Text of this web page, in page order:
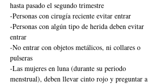
hasta pasado el segundo trimestre
-Personas con cirugía reciente evitar entrar
-Personas con algún tipo de herida deben evitar
entrar
-No entrar con objetos metálicos, ni collares o
pulseras
-Las mujeres en luna (durante su periodo
menstrual), deben llevar cinto rojo y preguntar a